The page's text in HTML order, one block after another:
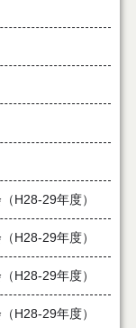
H28-29年度）
H28-29年度）
H28-29年度）
H28-29年度）